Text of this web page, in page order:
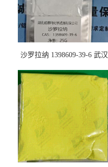
沙罗拉纳 1398609-39-6 武汉